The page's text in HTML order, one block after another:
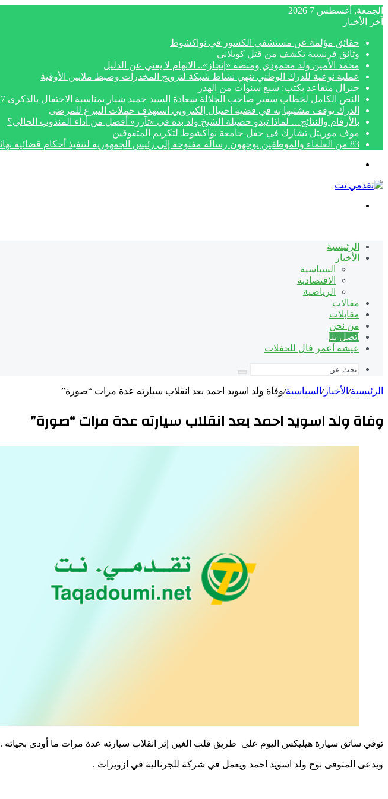
الجمعة, أغسطس 7 2026
آخر الأخبار
حقائق مؤلمة عن مستشفي الكسور في نواكشوط
وثائق فرنسية تكشف من قتل كوبلاني
محمد الأمين ولد محمودي ومنصة «إنجاز».. الاتهام لا يغني عن الدليل
عملية نوعية للدرك الوطني تنهي نشاط شبكة لترويج المخدرات وضبط ملايين الأوقية
جنرال متقاعد يكتب: سبع سنوات من الهدر
النص الكامل لخطاب سفير صاحب الجلالة سعادة السيد حميد شبار بمناسبة الاحتفال بالذكرى 27 لعيد العرش المجيد
الدرك يوقف مشتبها به في قضية احتيال إلكتروني استهدف حملات التبرع للمرضى
بالأرقام والنتائج… لماذا تبدو حصيلة الشيخ ولد بده في «تآزر» أفضل من أداء المندوب الحالي؟
موف موريتل تشارك في حفل جامعة نواكشوط لتكريم المتفوقين
83 من العلماء والموظفين يوجهون رسالة مفتوحة إلى رئيس الجمهورية لتنفيذ أحكام قضائية نهائية
الرئيسية
الأخبار
السياسية
الاقتصادية
الرياضية
مقالات
مقابلات
من نحن
اتصل بنا
عيشة أعمر فال للحفلات
بحث
الرئيسية/ الأخبار/ السياسية/وفاة ولد اسويد احمد بعد انقلاب سيارته عدة مرات “صورة”
وفاة ولد اسويد احمد بعد انقلاب سيارته عدة مرات “صورة”
توفي سائق سيارة هيليكس اليوم على طريق قلب الغين إثر انقلاب سيارته عدة مرات ما أودى بحياته .
ويدعى المتوفى نوح ولد اسويد احمد ويعمل في شركة للجرنالية في ازويرات .